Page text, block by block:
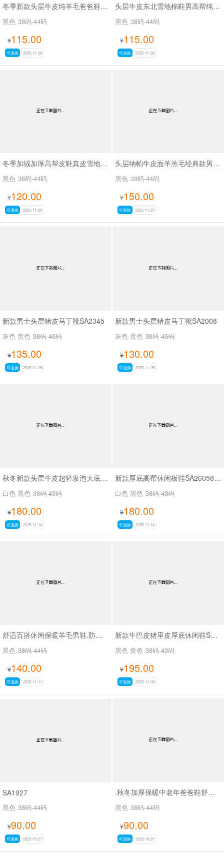
冬季新款头层牛皮纯羊毛爸爸鞋高帮百搭保暖棉鞋SA5855
黑色 38码-44码
¥115.00
可退换 2025-11-28
头层牛皮东北雪地棉鞋男高帮纯羊毛中年老年皮鞋SA5851
黑色 38码-44码
¥115.00
可退换 2025-11-28
冬季加绒加厚高帮皮鞋真皮雪地棉鞋保暖爸爸冬鞋SA5858ben
黑色 38码-44码
¥120.00
可退换 2025-11-28
头层纳帕牛皮面羊羔毛经典款男士系带棉鞋SA5509
黑色 38码-44码
¥150.00
可退换 2025-11-25
新款男士头层猪皮马丁靴SA2345
灰色 黄色 38码-46码
¥135.00
可退换 2025-11-25
新款男士头层猪皮马丁靴SA2008
灰色 黄色 38码-46码
¥130.00
可退换 2025-11-25
秋冬新款头层牛皮超轻发泡大底精品鞋SA8810
白色 黑色 38码-43码
¥180.00
可退换 2025-11-14
新款厚底高帮休闲板鞋SA26058160
白色 黑色 38码-43码
¥180.00
可退换 2025-11-14
舒适百搭休闲保暖羊毛男鞋.防滑耐磨聚氨酯底SAC15173
黑色 38码-44码
¥140.00
可退换 2025-11-11
新款牛巴皮猪里皮厚底休闲鞋SA5022
黑色 黄色 38码-43码
¥195.00
可退换 2025-11-08
SA1927
黑色 38码-44码
¥90.00
可退换 2025-10-21
.秋冬加厚保暖中老年爸爸鞋舒适防滑橡胶软底头层牛皮高帮男士棉鞋SA111
黑色 38码-44码
¥90.00
可退换 2025-10-21